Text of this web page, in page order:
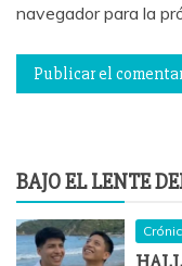
navegador para la
BAJO EL LENTE